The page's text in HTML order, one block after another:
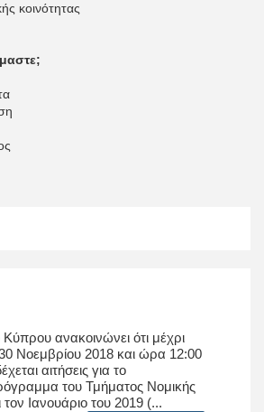
κοινότητας
ανακοινώνει ότι μέχρι
Νοεμβρίου 2018 και ώρα 12:00
αιτήσεις για το
του Τμήματος Νομικής
τον Ιανουάριο του 2019 (...